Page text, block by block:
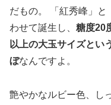
だもの。 「紅秀峰」と
わせて誕生し、 糖度20
以上の大玉サイズとい
ぼなんですよ。
艶やかなルビー色、し